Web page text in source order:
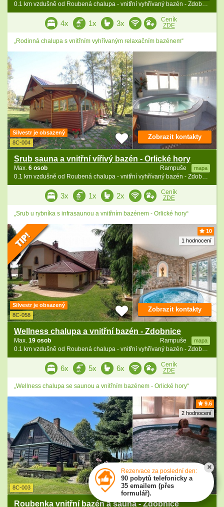
0.1 km vzdušně od Roubená chalupa - vnitřní vyhřívaný bazén - Zdobnice
4x 1x 3x
Ceník
ZDE
„Rodinná chalupa s vnitřním vyhřívaným relaxačním bazénem“
Silvestr je obsazený
8C-004
Srub sauna a vnitřní vířivý bazén - Orlické hory
Rampuše mapa
Max. 6 osob
0.1 km vzdušně od Roubená chalupa - vnitřní vyhřívaný bazén - Zdobnice
Zobrazit kontakty
3x 1x 2x
Ceník
ZDE
„Srub u rybníka s infrasaunou a vnitřním bazénem - Orlické hory“
10
1 hodnocení
Silvestr je obsazený
8C-058
Wellness chalupa a vnitřní bazén - Zdobnice
Rampuše mapa
Max. 19 osob
0.1 km vzdušně od Roubená chalupa - vnitřní vyhřívaný bazén - Zdobnice
Zobrazit kontakty
6x 5x 6x
Ceník
ZDE
„Wellness chalupa se saunou a vnitřním bazénem - Orlické hory“
9.6
2 hodnocení
8C-003
Roubenka vnitřní bazén a sauna - Zdobnice
Zobrazit kontakty
Rezervace za poslední den:
90 pobytů telefonicky a
35 emailem (přes
formulář).